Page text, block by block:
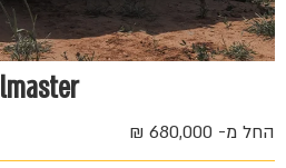
החל מ- 680,000 ₪